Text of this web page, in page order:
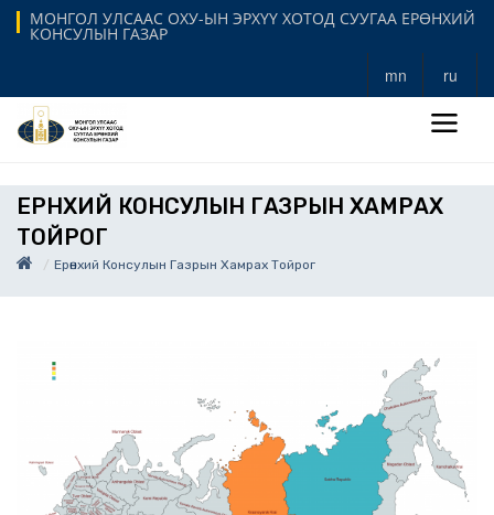
МОНГОЛ УЛСААС ОХУ-ЫН ЭРХҮҮ ХОТОД СУУГАА ЕРӨНХИЙ
КОНСУЛЫН ГАЗАР
mn ru
ЕРӨНХИЙ КОНСУЛЫН ГАЗРЫН ХАМРАХ
ТОЙРОГ
Ерөнхий Консулын Газрын Хамрах Тойрог